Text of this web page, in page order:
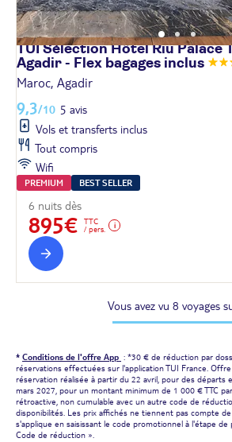
TUI Sélection Hôtel Riu Palace
Agadir - Flex bagages inclus
Maroc, Agadir
9,3/10 5 avis
Vols et transferts inclus
Tout compris
Wifi
PREMIUM BEST SELLER
6 nuits dès
895€
TTC
/ pers.
Vous avez vu 8 voyages
* Conditions de l'offre App : *30 € de réduction par
réservations effectuées sur l'application TUI France.
réservation réalisée à partir du 22 avril, pour des départs
mars 2027, pour un montant minimum de 1 000 € TTC
rétroactive, non cumulable avec un autre code de
disponibilités. Les prix affichés ne tiennent pas compte
s'applique en saisissant le code promotionnel à l'étape de
Code de réduction ».